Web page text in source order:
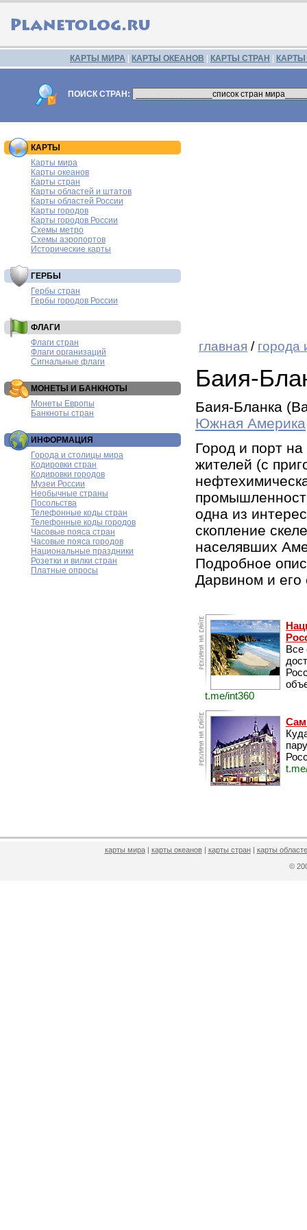
КАРТЫ МИРА КАРТЫ ОКЕАНОВ КАРТЫ СТРАН
ПОИСК СТРАН:
КАРТЫ
Карты мира
Карты океанов
Карты стран
Карты областей и штатов
Карты областей России
Карты городов
Карты городов России
Схемы метро
Схемы аэропортов
Исторические карты
ГЕРБЫ
Гербы стран
Гербы городов России
ФЛАГИ
Флаги стран
Флаги организаций
Сигнальные флаги
МОНЕТЫ И БАНКНОТЫ
Монеты Европы
Банкноты стран
ИНФОРМАЦИЯ
Города и столицы мира
Кодировки стран
Кодировки городов
Музеи России
Необычные страны
Посольства
Телефонные коды стран
Телефонные коды городов
Часовые пояса стран
Часовые пояса городов
Национальные праздники
Розетки и вилки стран
Платные опросы
главная / города
Баия-
Баия-Бланка
Южная Америка
Город и порт
жителей (с
одна из
скопление
населявших
Подробное
Дарвином и его
Все
t.me/int360
карты мира| карты океанов| карты стран| карты
©